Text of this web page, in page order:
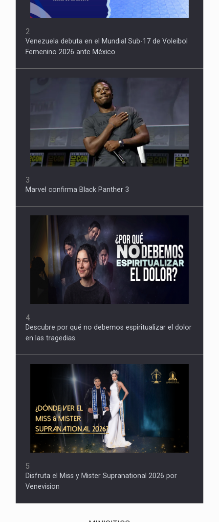
2
Venezuela debuta en el Mundial Sub-17 de Voleibol
Femenino 2026 ante México
3
Marvel confirma Black Panther 3
4
Descubre por qué no debemos espiritualizar el dolor
en las tragedias.
5
Disfruta el Miss y Mister Supranational 2026 por
Venevision